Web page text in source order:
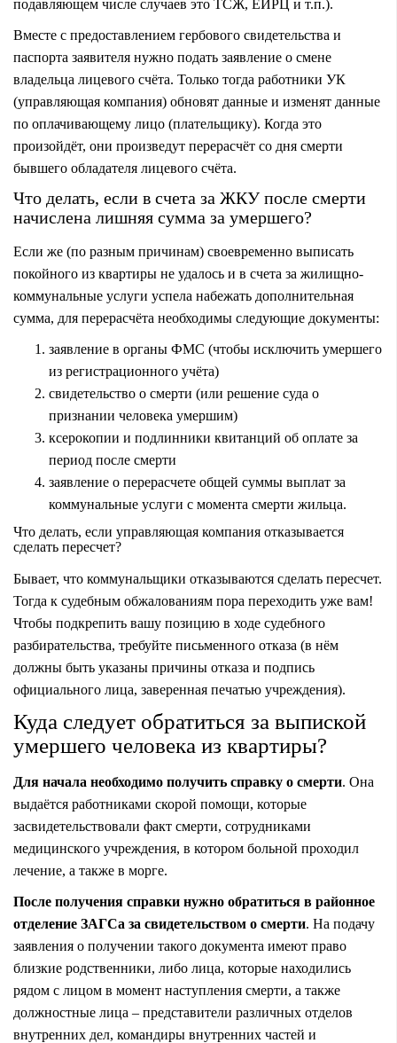
подавляющем числе случаев это ТСЖ, ЕИРЦ и т.п.).
Вместе с предоставлением гербового свидетельства и
паспорта заявителя нужно подать заявление о смене
владельца лицевого счёта. Только тогда работники УК
(управляющая компания) обновят данные и изменят данные
по оплачивающему лицо (плательщику). Когда это
произойдёт, они произведут перерасчёт со дня смерти
бывшего обладателя лицевого счёта.
Что делать, если в счета за ЖКУ после смерти
начислена лишняя сумма за умершего?
Если же (по разным причинам) своевременно выписать
покойного из квартиры не удалось и в счета за жилищно-
коммунальные услуги успела набежать дополнительная
сумма, для перерасчёта необходимы следующие документы:
заявление в органы ФМС (чтобы исключить умершего
из регистрационного учёта)
свидетельство о смерти (или решение суда о
признании человека умершим)
ксерокопии и подлинники квитанций об оплате за
период после смерти
заявление о перерасчете общей суммы выплат за
коммунальные услуги с момента смерти жильца.
Что делать, если управляющая компания отказывается
сделать пересчет?
Бывает, что коммунальщики отказываются сделать пересчет.
Тогда к судебным обжалованиям пора переходить уже вам!
Чтобы подкрепить вашу позицию в ходе судебного
разбирательства, требуйте письменного отказа (в нём
должны быть указаны причины отказа и подпись
официального лица, заверенная печатью учреждения).
Куда следует обратиться за выпиской
умершего человека из квартиры?
Для начала необходимо получить справку о смерти. Она
выдаётся работниками скорой помощи, которые
засвидетельствовали факт смерти, сотрудниками
медицинского учреждения, в котором больной проходил
лечение, а также в морге.
После получения справки нужно обратиться в районное
отделение ЗАГСа за свидетельством о смерти. На подачу
заявления о получении такого документа имеют право
близкие родственники, либо лица, которые находились
рядом с лицом в момент наступления смерти, а также
должностные лица – представители различных отделов
внутренних дел, командиры внутренних частей и